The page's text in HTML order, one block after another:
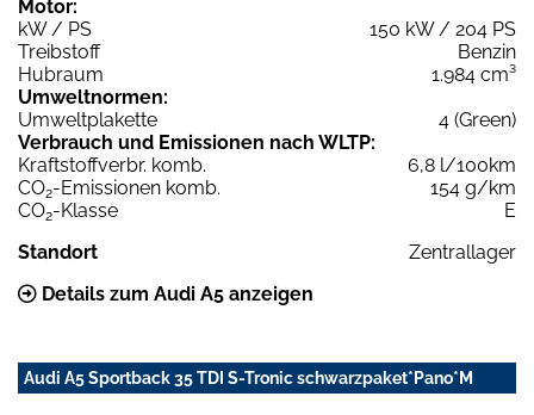
Motor:
kW / PS
150 kW / 204 PS
Treibstoff
Benzin
Hubraum
1.984 cm³
Umweltnormen:
Umweltplakette
4 (Green)
Verbrauch und Emissionen nach WLTP:
Kraftstoffverbr. komb.
6,8 l/100km
CO2-Emissionen komb.
154 g/km
CO2-Klasse
E
Standort
Zentrallager
Details zum Audi A5 anzeigen
Audi A5 Sportback 35 TDI S-Tronic schwarzpaket*Pano*M